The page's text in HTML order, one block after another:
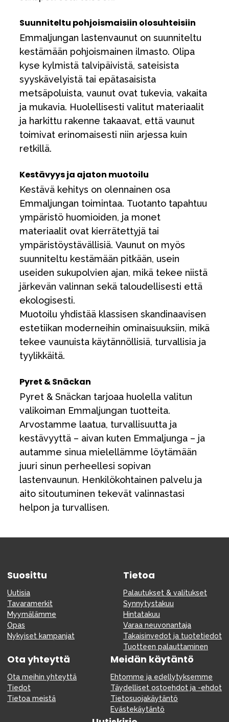
Suunniteltu pohjoismaisiin olosuhteisiin
Emmaljungan lastenvaunut on suunniteltu
kestämään pohjoismainen ilmasto. Olipa
kyse kylmistä talvipäivistä, sateisista
syyskävelyistä tai epätasaisista
metsäpoluista, vaunut ovat tukevia, vakaita
ja mukavia. Huolellisesti valitut materiaalit
ja harkittu rakenne takaavat, että vaunut
toimivat erinomaisesti niin arjessa kuin
retkillä.
Kestävyys ja ajaton muotoilu
Kestävä kehitys on olennainen osa
Emmaljungan toimintaa. Tuotanto tapahtuu
ympäristö huomioiden, ja monet
materiaalit ovat kierrätettyjä tai
ympäristöystävällisiä. Vaunut on myös
suunniteltu kestämään pitkään, usein
useiden sukupolvien ajan, mikä tekee niistä
järkevän valinnan sekä taloudellisesti että
ekologisesti.
Muotoilu yhdistää klassisen skandinaavisen
estetiikan moderneihin ominaisuuksiin, mikä
tekee vaunuista käytännöllisiä, turvallisia ja
tyylikkäitä.
Pyret & Snäckan
Pyret & Snäckan tarjoaa huolella valitun
valikoiman Emmaljungan tuotteita.
Arvostamme laatua, turvallisuutta ja
kestävyyttä – aivan kuten Emmaljunga – ja
autamme sinua mielellämme löytämään
juuri sinun perheellesi sopivan
lastenvaunun. Henkilökohtainen palvelu ja
aito sitoutuminen tekevät valinnastasi
helpon ja turvallisen.
Suosittu
Uutisia
Tavaramerkit
Myymälämme
Opas
Nykyiset kampanjat
Tietoa
Palautukset & valitukset
Synnytystakuu
Hintatakuu
Varaa neuvonantaja
Takaisinvedot ja tuotetiedot
Tuotteen palauttaminen
Ota yhteyttä
Ota meihin yhteyttä
Tiedot
Tietoa meistä
Meidän käytäntö
Ehtomme ja edellytyksemme
Täydelliset ostoehdot ja -ehdot
Tietosuojakäytäntö
Evästekäytäntö